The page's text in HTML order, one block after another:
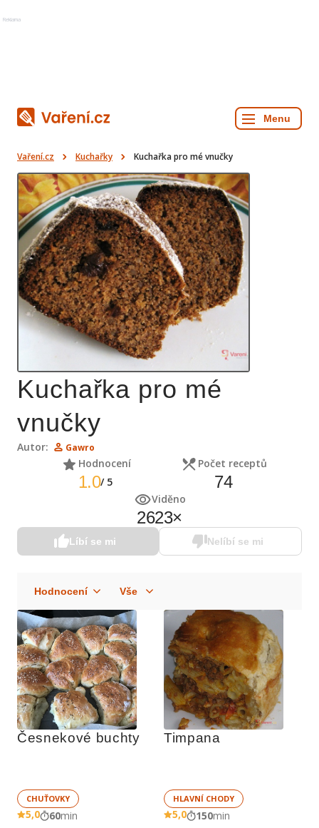
Reklama
Vaření.cz Kuchařky Kuchařka pro mé vnučky
Kuchařka pro mé
vnučky
Autor: Gawro
Hodnocení
1.0/ 5
Počet receptů
74
Viděno
2623×
Líbí se mi Nelíbí se mi
Česnekové buchty
CHUŤOVKY
5,0 60min
Timpana
HLAVNÍ CHODY
5,0 150min